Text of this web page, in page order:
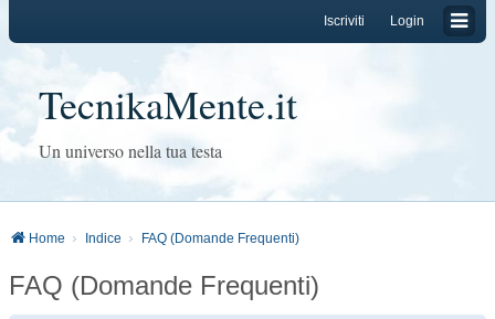
Login
Iscriviti
TecnikaMente.it
Un universo nella tua testa
Home Indice FAQ (Domande Frequenti)
FAQ (Domande Frequenti)